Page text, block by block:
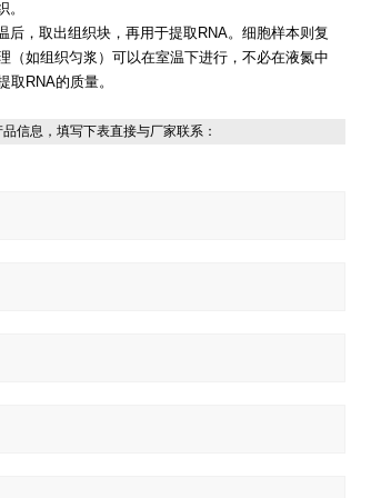
。
，取出组织块，再用于提取RNA。细胞样本则复
（如组织匀浆）可以在室温下进行，不必在液氮中
取RNA的质量。
信息，填写下表直接与厂家联系：